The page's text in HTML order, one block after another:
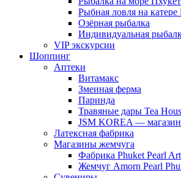
Рыбная ловля на катере
Озёрная рыбалка
Индивидуальная
VIP экскурсии
Шоппинг
Аптеки
Витамакс
Змеиная ферма
Паринда
Травяные дары Tea
JSM KOREA — магазин
Латексная фабрика
Магазины жемчуга
Фабрика Phuket Pearl
Жемчуг Amorn Pearl